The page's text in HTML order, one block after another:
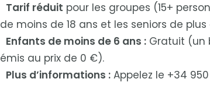
Tarif réduit pour les groupes (15+
de moins de 18 ans et les seniors de
Enfants de moins de 6 ans : Gratuit (un
émis au prix de 0 €).
Plus d’informations : Appelez le +34 950